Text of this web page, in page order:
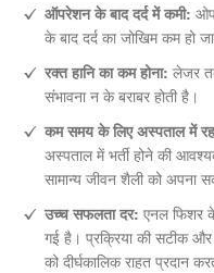
ऑपरेशन के बाद दर्द में कमी:
के बाद दर्द का जोखिम कम हो
रक्त हानि का कम होना: लेजर
संभावना न के बराबर होती है।
कम समय के लिए अस्पताल में
अस्पताल में भर्ती होने की
सामान्य जीवन शैली को अपना
उच्च सफलता दर: एनल फिशर
गई है। प्रक्रिया की सटीक और
को दीर्घकालिक राहत प्रदान